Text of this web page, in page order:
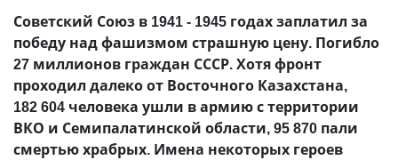
Советский Союз в 1941 - 1945 годах заплатил за
победу над фашизмом страшную цену. Погибло
27 миллионов граждан СССР. Хотя фронт
проходил далеко от Восточного Казахстана,
182 604 человека ушли в армию с территории
ВКО и Семипалатинской области, 95 870 пали
смертью храбрых. Имена некоторых героев